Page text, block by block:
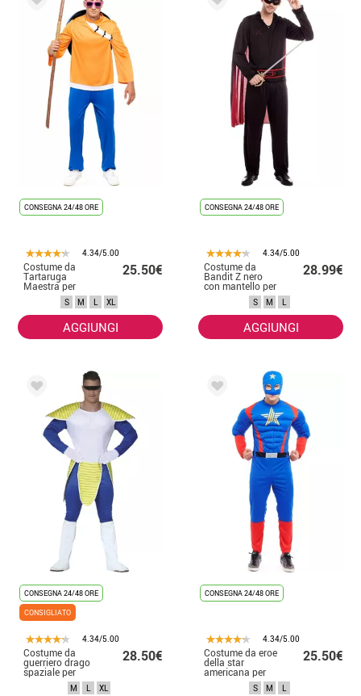
CONSEGNA 24/48 ORE
4.34/5.00
Costume da
Tartaruga
Maestra per
25.50€
S M L XL
AGGIUNGI
CONSEGNA 24/48 ORE
4.34/5.00
Costume da
Bandit Z nero
con mantello per
28.99€
S M L
AGGIUNGI
CONSEGNA 24/48 ORE
CONSIGLIATO
4.34/5.00
Costume da
guerriero drago
spaziale per
uomo
28.50€
M L XL
CONSEGNA 24/48 ORE
4.34/5.00
Costume da eroe
della star
americana per
25.50€
S M L